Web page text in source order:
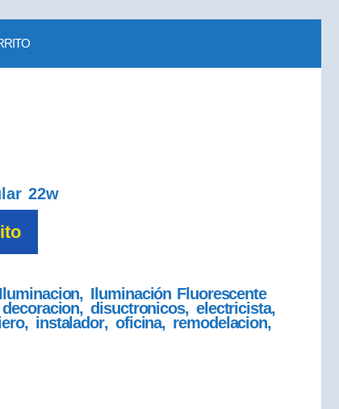
22w
Iluminacion, Iluminación Fluorescente
decoracion,disuctronicos, electricista,
, instalador, oficina, remodelacion,